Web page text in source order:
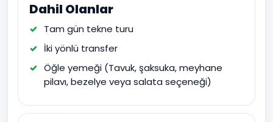
Dahil Olanlar
Tam gün tekne turu
İki yönlü transfer
Öğle yemeği (Tavuk, şaksuka, meyhane
pilavı, bezelye veya salata seçeneği)